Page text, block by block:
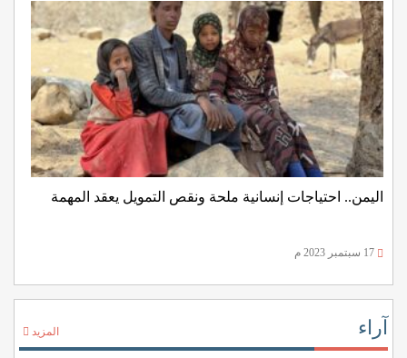
اليمن.. احتياجات إنسانية ملحة ونقص التمويل يعقد المهمة
آراء المزيد